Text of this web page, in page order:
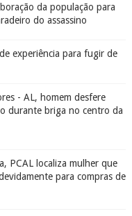
da população para
do assassino
experiência para fugir de
- AL, homem desfere
durante briga no centro da
PCAL localiza mulher que
para compras de